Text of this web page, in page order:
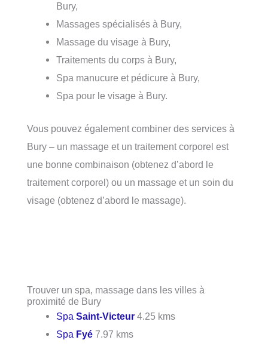
Bury,
Massages spécialisés à Bury,
Massage du visage à Bury,
Traitements du corps à Bury,
Spa manucure et pédicure à Bury,
Spa pour le visage à Bury.
Vous pouvez également combiner des services à
Bury – un massage et un traitement corporel est
une bonne combinaison (obtenez d’abord le
traitement corporel) ou un massage et un soin du
visage (obtenez d’abord le massage).
Trouver un spa, massage dans les villes à
proximité de Bury
SpaSaint-Victeur 4.25 kms
Spa Fyé 7.97 kms